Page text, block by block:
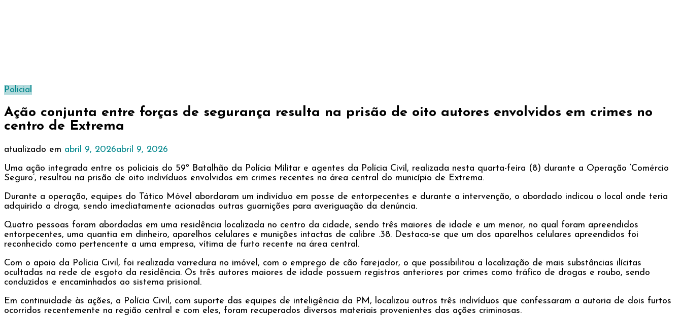
Policial
Ação conjunta entre forças de segurança resulta na prisão de oito autores envolvidos em crimes no
centro de Extrema
atualizado em abril 9, 2026abril 9, 2026
Uma ação integrada entre os policiais do 59º Batalhão da Polícia Militar e agentes da Polícia Civil, realizada nesta quarta-feira (8) durante a Operação ‘Comércio
Seguro’, resultou na prisão de oito indivíduos envolvidos em crimes recentes na área central do município de Extrema.
Durante a operação, equipes do Tático Móvel abordaram um indivíduo em posse de entorpecentes e durante a intervenção, o abordado indicou o local onde teria
adquirido a droga, sendo imediatamente acionadas outras guarnições para averiguação da denúncia.
Quatro pessoas foram abordadas em uma residência localizada no centro da cidade, sendo três maiores de idade e um menor, no qual foram apreendidos
entorpecentes, uma quantia em dinheiro, aparelhos celulares e munições intactas de calibre .38. Destaca-se que um dos aparelhos celulares apreendidos foi
reconhecido como pertencente a uma empresa, vítima de furto recente na área central.
Com o apoio da Polícia Civil, foi realizada varredura no imóvel, com o emprego de cão farejador, o que possibilitou a localização de mais substâncias ilícitas
ocultadas na rede de esgoto da residência. Os três autores maiores de idade possuem registros anteriores por crimes como tráfico de drogas e roubo, sendo
conduzidos e encaminhados ao sistema prisional.
Em continuidade às ações, a Polícia Civil, com suporte das equipes de inteligência da PM, localizou outros três indivíduos que confessaram a autoria de dois furtos
ocorridos recentemente na região central e com eles, foram recuperados diversos materiais provenientes das ações criminosas.